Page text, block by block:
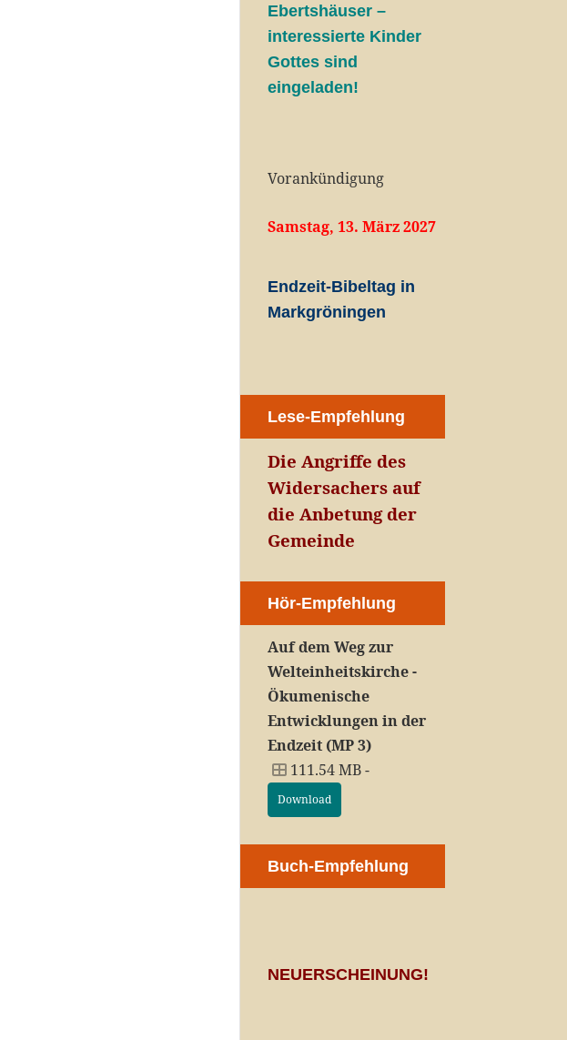
Ebertshäuser –
interessierte Kinder
Gottes sind
eingeladen!
Vorankündigung
Samstag, 13. März 2027
Endzeit-Bibeltag in
Markgröningen
Lese-Empfehlung
Die Angriffe des
Widersachers auf
die Anbetung der
Gemeinde
Hör-Empfehlung
Auf dem Weg zur
Welteinheitskirche -
Ökumenische
Entwicklungen in der
Endzeit (MP 3)
111.54 MB -
Download
Buch-Empfehlung
NEUERSCHEINUNG!